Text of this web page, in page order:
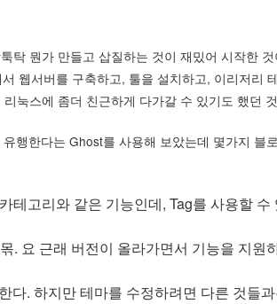
탁 뭔가 만들고 삽질하는 것이 재밌어 시작한
웹서버를 구축하고, 툴을 설치하고, 이리저리
눅스에 좀더 친근하게 다가갈 수 있기도 했던
행한다는 Ghost를 사용해 보았는데 몇가지 블
고리와 같은 기능인데, Tag를 사용할 수
. 요 근래 버전이 올라가면서 기능을 지원
. 하지만 테마를 수정하려면 다른 것들